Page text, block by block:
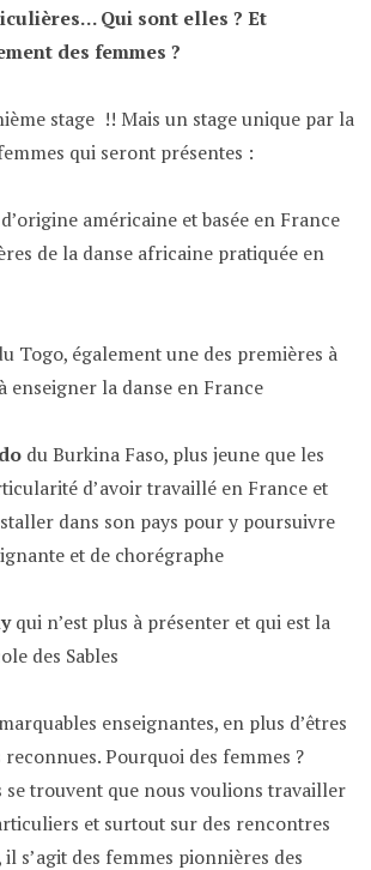
Qui sont elles ? Et
des femmes ?
stage !! Mais un stage unique par la
qui seront présentes :
d’origine américaine et basée en France
de la danse africaine pratiquée en
Togo, également une des premières à
enseigner la danse en France
du Burkina Faso, plus jeune que les
d’avoir travaillé en France et
dans son pays pour y poursuivre
et de chorégraphe
qui n’est plus à présenter et qui est la
des Sables
enseignantes, en plus d’êtres
Pourquoi des femmes ?
se trouvent que nous voulions travailler
et surtout sur des rencontres
s’agit des femmes pionnières des